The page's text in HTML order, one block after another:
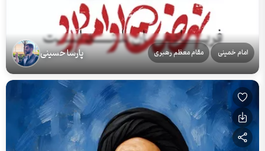
امام خمینی مقام معظم رهبری پارسا حسینی